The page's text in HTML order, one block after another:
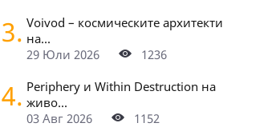
3. Voivod – космическите архитекти
на...
29 Юли 2026
1236
4. Periphery и Within Destruction на
живо...
03 Авг 2026
1152